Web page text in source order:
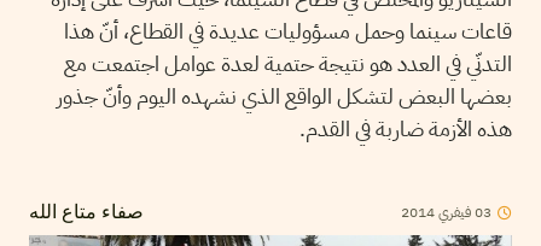
قاعات سينما وحمل مسؤوليات عديدة في القطاع، أنّ هذا
التدنّي في العدد هو نتيجة حتمية لعدة عوامل اجتمعت مع
بعضها البعض لتشكل الواقع الذي نشهده اليوم وأنّ جذور
هذه الأزمة ضاربة في القدم.
صفاء متاع الله 03فيفري2014